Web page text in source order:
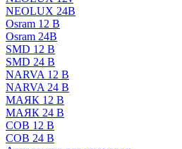
NEOLUX 24В
Osram 12 В
Osram 24В
SMD 12 В
SMD 24 В
NARVA 12 В
NARVA 24 В
МАЯК 12 В
МАЯК 24 В
COB 12 В
COB 24 В